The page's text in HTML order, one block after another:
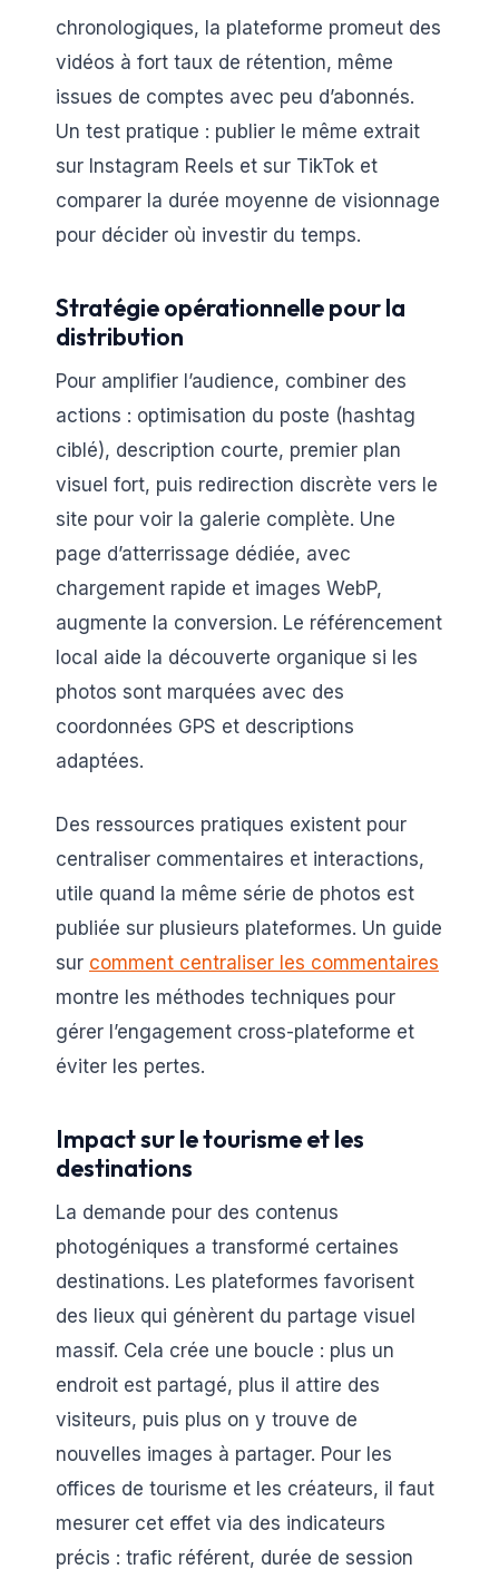
chronologiques, la plateforme promeut des
vidéos à fort taux de rétention, même
issues de comptes avec peu d’abonnés.
Un test pratique : publier le même extrait
sur Instagram Reels et sur TikTok et
comparer la durée moyenne de visionnage
pour décider où investir du temps.
Stratégie opérationnelle pour la
distribution
Pour amplifier l’audience, combiner des
actions : optimisation du poste (hashtag
ciblé), description courte, premier plan
visuel fort, puis redirection discrète vers le
site pour voir la galerie complète. Une
page d’atterrissage dédiée, avec
chargement rapide et images WebP,
augmente la conversion. Le référencement
local aide la découverte organique si les
photos sont marquées avec des
coordonnées GPS et descriptions
adaptées.
Des ressources pratiques existent pour
centraliser commentaires et interactions,
utile quand la même série de photos est
publiée sur plusieurs plateformes. Un guide
sur comment centraliser les commentaires
montre les méthodes techniques pour
gérer l’engagement cross-plateforme et
éviter les pertes.
Impact sur le tourisme et les
destinations
La demande pour des contenus
photogéniques a transformé certaines
destinations. Les plateformes favorisent
des lieux qui génèrent du partage visuel
massif. Cela crée une boucle : plus un
endroit est partagé, plus il attire des
visiteurs, puis plus on y trouve de
nouvelles images à partager. Pour les
offices de tourisme et les créateurs, il faut
mesurer cet effet via des indicateurs
précis : trafic référent, durée de session